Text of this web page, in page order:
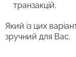
транзакцій.
Який із цих
зручний для Вас.